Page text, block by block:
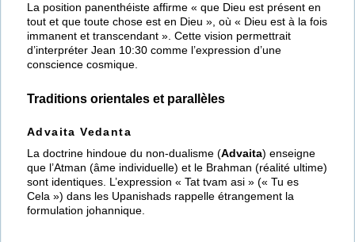
La position panenthéiste affirme « que Dieu est présent en
tout et que toute chose est en Dieu », où « Dieu est à la fois
immanent et transcendant ». Cette vision permettrait
d’interpréter Jean 10:30 comme l’expression d’une
conscience cosmique.
Traditions orientales et parallèles
Advaita Vedanta
La doctrine hindoue du non-dualisme (Advaita) enseigne
que l’Atman (âme individuelle) et le Brahman (réalité ultime)
sont identiques. L’expression « Tat tvam asi » (« Tu es
Cela ») dans les Upanishads rappelle étrangement la
formulation johannique.